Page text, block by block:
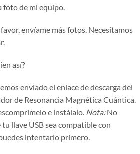
foto de mi equipo.
envíame más fotos. Necesitamos
así?
enviado el enlace de descarga del
de Resonancia Magnética Cuántica.
e instálalo. Nota:No
llave USB sea compatible con
intentarlo primero.